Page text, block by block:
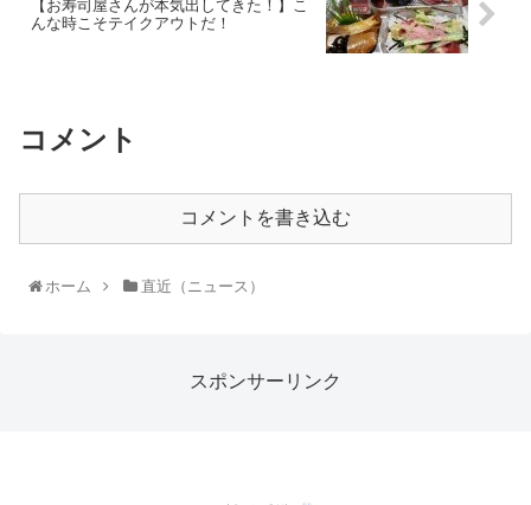
【お寿司屋さんが本気出してきた！】こ
んな時こそテイクアウトだ！
コメント
コメントを書き込む
ホーム 直近（ニュース）
スポンサーリンク